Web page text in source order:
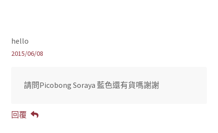
hello
2015/06/08
請問Picobong Soraya 藍色還有貨嗎謝謝
回覆